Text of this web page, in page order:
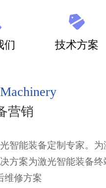
们 技术方案
营销
智能装备定制专家。为
方案为激光智能装备终
维修方案